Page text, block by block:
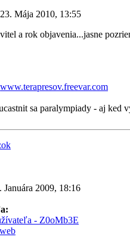
23. Mája 2010, 13:55
a rok objavenia...jasne
www.terapresov.freevar.com
sa paralympiady - aj ked
Januára 2009, 18:16
- Z0oMb3E